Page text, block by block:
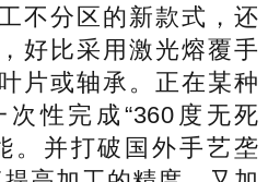
不分区的新款式，还
好比采用激光熔覆手
片或轴承。正在某种
性完成“360度无死
。并打破国外手艺垄